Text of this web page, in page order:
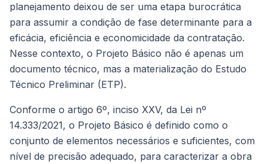
planejamento deixou de ser uma etapa burocrática
para assumir a condição de fase determinante para a
eficácia, eficiência e economicidade da contratação.
Nesse contexto, o Projeto Básico não é apenas um
documento técnico, mas a materialização do Estudo
Técnico Preliminar (ETP).
Conforme o artigo 6º, inciso XXV, da Lei nº
14.333/2021, o Projeto Básico é definido como o
conjunto de elementos necessários e suficientes, com
nível de precisão adequado, para caracterizar a obra